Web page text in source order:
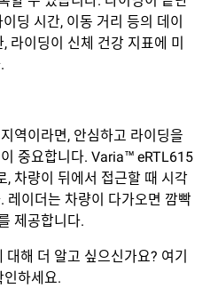
딩 시간, 이동 거리 등의 데이
라이딩이 신체 건강 지표에 미
역이라면, 안심하고 라이딩을
중요합니다. Varia™ eRTL615
, 차량이 뒤에서 접근할 때 시각
레이더는 차량이 다가오면 깜빡
제공합니다.
해 더 알고 싶으신가요? 여기
하세요.